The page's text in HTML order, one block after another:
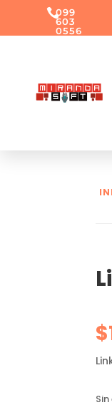
099
603
0556
0556
$